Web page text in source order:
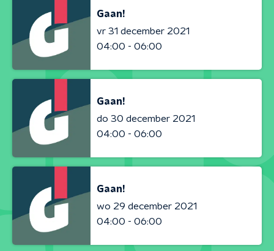
Gaan!
vr 31 december 2021
04:00 - 06:00
Gaan!
do 30 december 2021
04:00 - 06:00
Gaan!
wo 29 december 2021
04:00 - 06:00